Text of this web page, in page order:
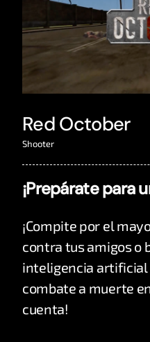
Red October
Shooter
¡Prepárate para
¡Compite por el
contra tus amigos o
inteligencia artificial
combate a muerte
cuenta!